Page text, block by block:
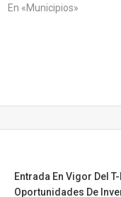
En «Municipios»
Entrada En Vigor Del
Oportunidades De